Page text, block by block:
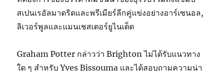
สเปนเรอัลมาดริดและพรีเมียร์ลีกคู่แข่งอย่างอาร์เซนอล,
ลิเวอร์พูลและแมนเชสเตอร์ยูไนเต็ด
Graham Potter กล่าวว่า Brighton ไม่ได้รับแนวทาง
ใด ๆ สำหรับ Yves Bissouma และได้สอบถามความน่า